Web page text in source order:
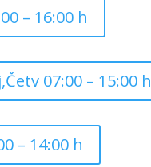
– 16:00 h
07:00 – 15:00 h
– 14:00 h